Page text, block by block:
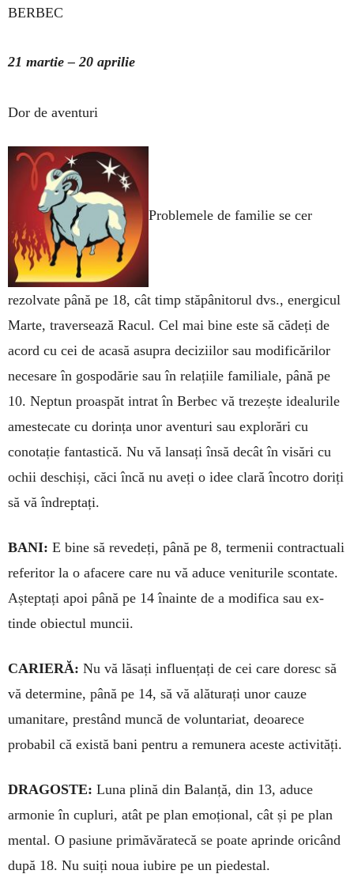
BERBEC
21 martie – 20 aprilie
Dor de aventuri
Problemele de familie se cer
rezolvate până pe 18, cât timp stăpânitorul dvs., energicul
Marte, traversează Racul. Cel mai bine este să cădeți de
acord cu cei de acasă asupra deciziilor sau mo­dificărilor
necesare în gospodărie sau în relațiile familiale, până pe
10. Neptun proaspăt intrat în Ber­bec vă trezește idealurile
ameste­cate cu dorința unor aventuri sau explorări cu
conotație fantastică. Nu vă lansați însă decât în visări cu
ochii deschiși, căci încă nu aveți o idee clară încotro doriți
să vă în­dreptați.
BANI: E bine să revedeți, până pe 8, termenii contractuali
referitor la o afacere care nu vă aduce veni­turile scontate.
Așteptați apoi până pe 14 înainte de a modifica sau ex­
tinde obiectul muncii.
CARIERĂ: Nu vă lăsați influențați de cei care doresc să
vă determine, până pe 14, să vă alăturați unor cauze
umanitare, prestând muncă de voluntariat, deoarece
probabil că există bani pentru a remunera aceste activități.
DRAGOSTE: Luna plină din Ba­lanță, din 13, aduce
armonie în cu­pluri, atât pe plan emoțional, cât și pe plan
mental. O pasiune primă­văratecă se poate aprinde oricând
după 18. Nu suiți noua iubire pe un piedestal.